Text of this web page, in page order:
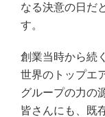
なる決意の日だ
す。
創業当時から続
世界のトップエ
グループの力の
皆さんにも、既